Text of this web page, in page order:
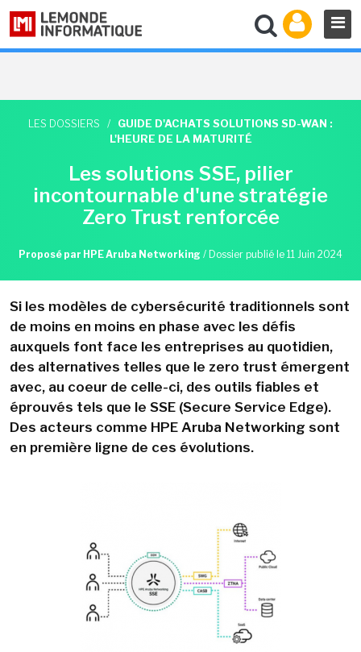
LES DOSSIERS /
GUIDE D'ACHATS SOLUTIONS SD-WAN :
L'HEURE DE LA MATURITÉ
Les solutions SSE, pilier
incontournable d'une stratégie
Zero Trust renforcée
Proposé par HPE Aruba Networking / Dossier publié le 11 Juin 2024
Si les modèles de cybersécurité traditionnels sont
de moins en moins en phase avec les défis
auxquels font face les entreprises au quotidien,
des alternatives telles que le zero trust émergent
avec, au coeur de celle-ci, des outils fiables et
éprouvés tels que le SSE (Secure Service Edge).
Des acteurs comme HPE Aruba Networking sont
en première ligne de ces évolutions.